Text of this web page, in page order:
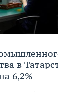
в
6,2%